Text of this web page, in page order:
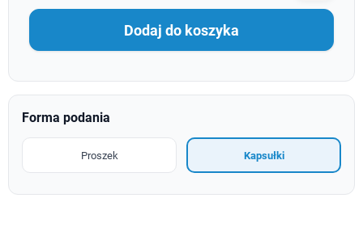
Dodaj do koszyka
Forma podania
Proszek Kapsułki